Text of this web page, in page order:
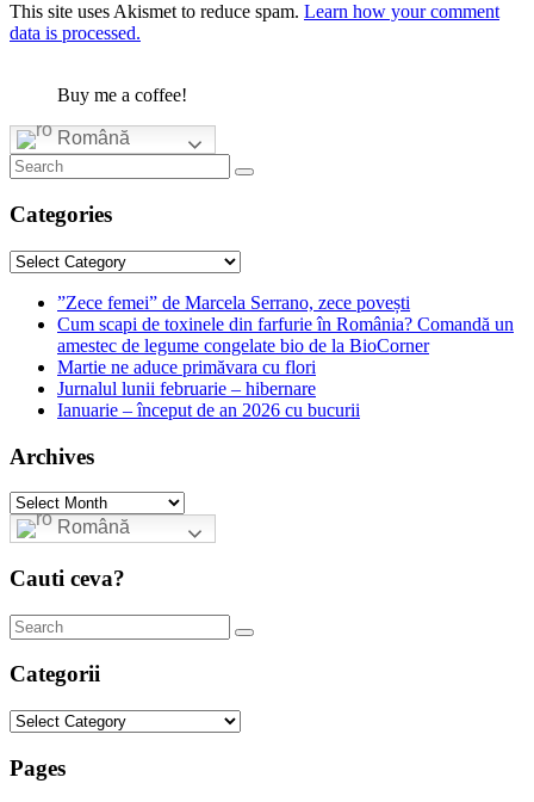
This site uses Akismet to reduce spam. Learn how your comment
data is processed.
Buy me a coffee!
Română
Categories
Categories
”Zece femei” de Marcela Serrano, zece povești
Cum scapi de toxinele din farfurie în România? Comandă un
amestec de legume congelate bio de la BioCorner
Martie ne aduce primăvara cu flori
Jurnalul lunii februarie – hibernare
Ianuarie – început de an 2026 cu bucurii
Archives
Archives
Română
Cauti ceva?
Categorii
Categorii
Pages